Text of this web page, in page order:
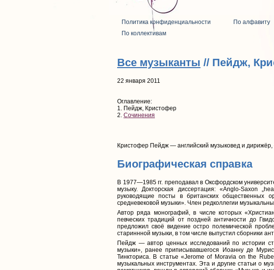
Политика конфиденциальности По алфавиту
По коллективам
Все музыканты // Пейдж,
22 января 2011
Оглавление:
1. Пейдж, Кристофер
2. Сочинения
Кристофер Пейдж — английский музыковед и
Биографическая справка
В 1977—1985 гг. преподавал в Оксфордском
музыку. Докторская диссертация: «Anglo-Saxon
руководящие посты в британских общественных
средневековой музыки». Член редколлегии
Автор ряда монографий, в числе которых
певческих традиций от поздней античности до
предложил своё видение остро полемической
стариннной музыки, в том числе выпустил сборники
Пейдж — автор ценных исследований по истории
музыки», ранее приписывавшегося Иоанну де
Тинкториса. В статье «Jerome of Moravia on the
музыкальных инструментах. Эта и другие статьи о